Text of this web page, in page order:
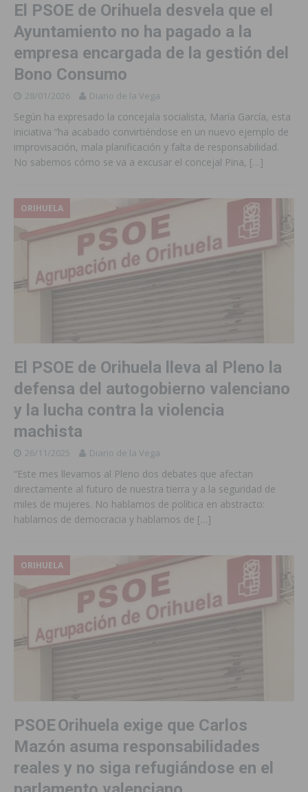
El PSOE de Orihuela desvela que el
Ayuntamiento no ha pagado a la
empresa encargada de la gestión del
Bono Consumo
28/01/2026 Diario de la Vega
Según ha expresado la concejala socialista, María García, esta
iniciativa “ha acabado convirtiéndose en un nuevo ejemplo de
improvisación, mala planificación y falta de responsabilidad.
No sabemos cómo se va a excusar el concejal Pina, […]
ORIHUELA
El PSOE de Orihuela lleva al Pleno la
defensa del autogobierno valenciano
y la lucha contra la violencia
machista
26/11/2025 Diario de la Vega
“Este mes llevamos al Pleno dos debates que afectan
directamente al futuro de nuestra tierra y a la seguridad de
miles de mujeres. No hablamos de política en abstracto:
hablamos de democracia y hablamos de […]
ORIHUELA
PSOE Orihuela exige que Carlos
Mazón asuma responsabilidades
reales y no siga refugiándose en el